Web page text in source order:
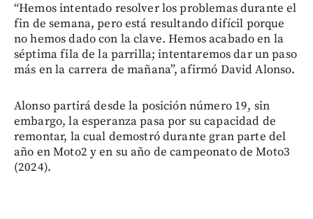
“Hemos intentado resolver los problemas durante el
fin de semana, pero está resultando difícil porque
no hemos dado con la clave. Hemos acabado en la
séptima fila de la parrilla; intentaremos dar un paso
más en la carrera de mañana”, afirmó David Alonso.
Alonso partirá desde la posición número 19, sin
embargo, la esperanza pasa por su capacidad de
remontar, la cual demostró durante gran parte del
año en Moto2 y en su año de campeonato de Moto3
(2024).